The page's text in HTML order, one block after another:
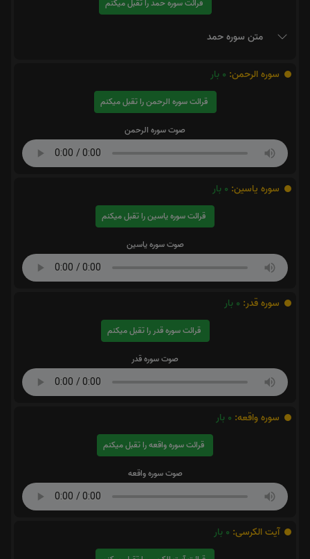
قرائت سوره حمد را تقبل میکنم
متن سوره حمد
سوره الرحمن: 0 بار
قرائت سوره الرحمن را تقبل میکنم
صوت سوره الرحمن
سوره یاسین: 0 بار
قرائت سوره یاسین را تقبل میکنم
صوت سوره یاسین
سوره قدر: 0 بار
قرائت سوره قدر را تقبل میکنم
صوت سوره قدر
سوره واقعه: 0 بار
قرائت سوره واقعه را تقبل میکنم
صوت سوره واقعه
آیت الکرسی: 0 بار